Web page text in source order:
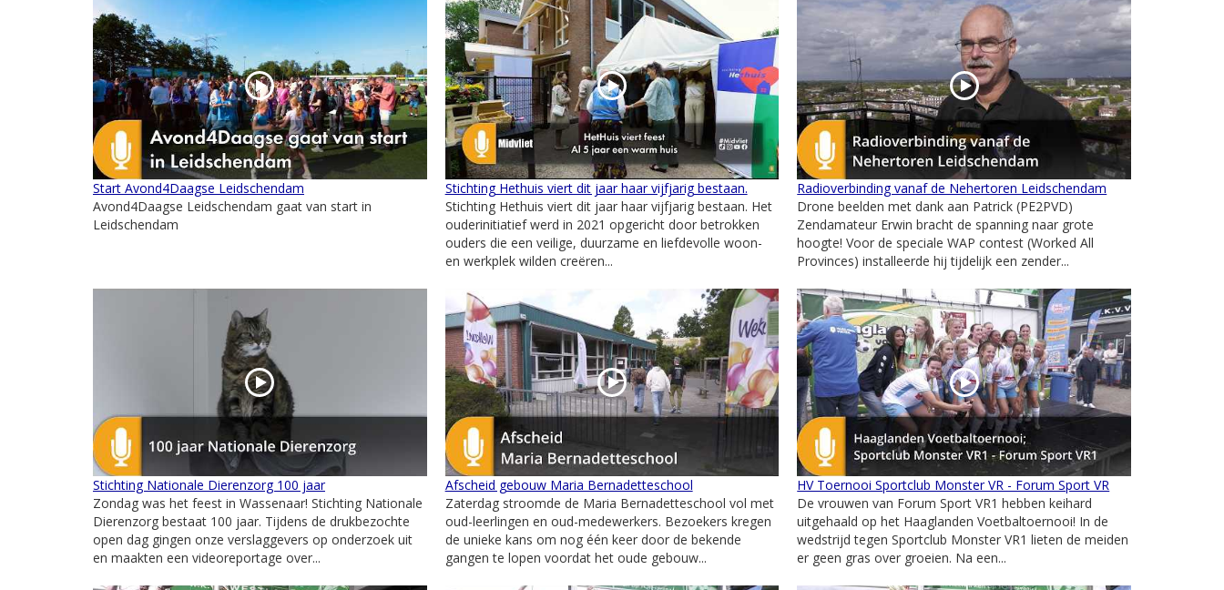
Start Avond4Daagse Leidschendam
Avond4Daagse Leidschendam gaat van start in
Leidschendam
Stichting Hethuis viert dit jaar haar vijfjarig bestaan.
Stichting Hethuis viert dit jaar haar vijfjarig bestaan. Het
ouderinitiatief werd in 2021 opgericht door betrokken
ouders die een veilige, duurzame en liefdevolle woon-
en werkplek wilden creëren...
Radioverbinding vanaf de Nehertoren Leidschendam
Drone beelden met dank aan Patrick (PE2PVD)
Zendamateur Erwin bracht de spanning naar grote
hoogte! Voor de speciale WAP contest (Worked All
Provinces) installeerde hij tijdelijk een zender...
Stichting Nationale Dierenzorg 100 jaar
Zondag was het feest in Wassenaar! Stichting Nationale
Dierenzorg bestaat 100 jaar. Tijdens de drukbezochte
open dag gingen onze verslaggevers op onderzoek uit
en maakten een videoreportage over...
Afscheid gebouw Maria Bernadetteschool
Zaterdag stroomde de Maria Bernadetteschool vol met
oud-leerlingen en oud-medewerkers. Bezoekers kregen
de unieke kans om nog één keer door de bekende
gangen te lopen voordat het oude gebouw...
HV Toernooi Sportclub Monster VR - Forum Sport VR
De vrouwen van Forum Sport VR1 hebben keihard
uitgehaald op het Haaglanden Voetbaltoernooi! In de
wedstrijd tegen Sportclub Monster VR1 lieten de meiden
er geen gras over groeien. Na een...